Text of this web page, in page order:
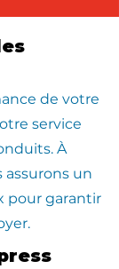
de votre
service
À
assurons un
pour garantir